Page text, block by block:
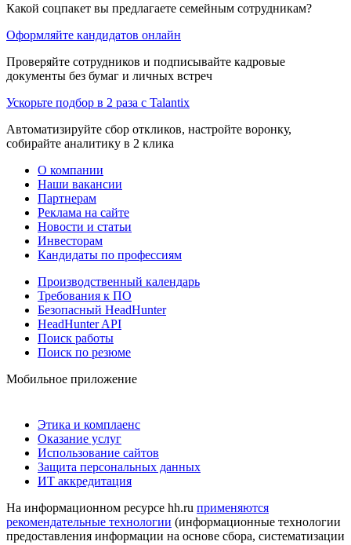
Какой соцпакет вы предлагаете семейным сотрудникам?
Оформляйте кандидатов онлайн
Проверяйте сотрудников и подписывайте кадровые
документы без бумаг и личных встреч
Ускорьте подбор в 2 раза с Talantix
Автоматизируйте сбор откликов, настройте воронку,
собирайте аналитику в 2 клика
О компании
Наши вакансии
Партнерам
Реклама на сайте
Новости и статьи
Инвесторам
Кандидаты по профессиям
Производственный календарь
Требования к ПО
Безопасный HeadHunter
HeadHunter API
Поиск работы
Поиск по резюме
Мобильное приложение
Этика и комплаенс
Оказание услуг
Использование сайтов
Защита персональных данных
ИТ аккредитация
На информационном ресурсе hh.ru применяются
рекомендательные технологии (информационные технологии
предоставления информации на основе сбора, систематизации